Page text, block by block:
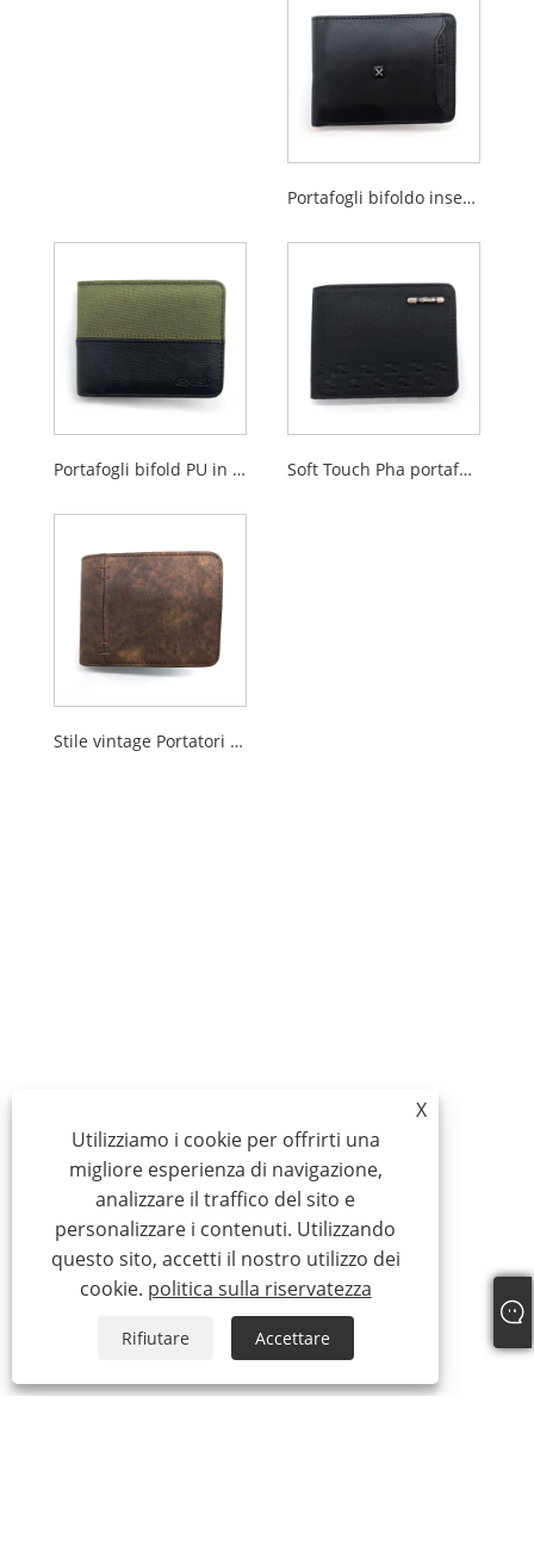
Portafogli bifoldo inseriti per titoli di carta rimovibili per uomini
Portafogli bifold PU in poliestere per uomini Soft Touch Pha portafogli bifold per uomini
Stile vintage Portatori Bifold PU per uomini
X
Utilizziamo i cookie per offrirti una
migliore esperienza di navigazione,
analizzare il traffico del sito e
personalizzare i contenuti. Utilizzando
questo sito, accetti il ​​nostro utilizzo dei
cookie. politica sulla riservatezza
Rifiutare Accettare